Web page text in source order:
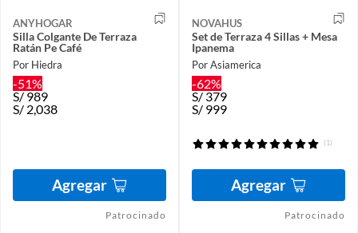
ANYHOGAR
Silla Colgante De Terraza
Ratán Pe Café
Por Hiedra
-51%
S/989
S/ 2,038
Agregar
Patrocinado
NOVAHUS
Set de Terraza 4 Sillas + Mesa
Ipanema
Por Asiamerica
-62%
S/379
S/ 999
(1)
Agregar
Patrocinado